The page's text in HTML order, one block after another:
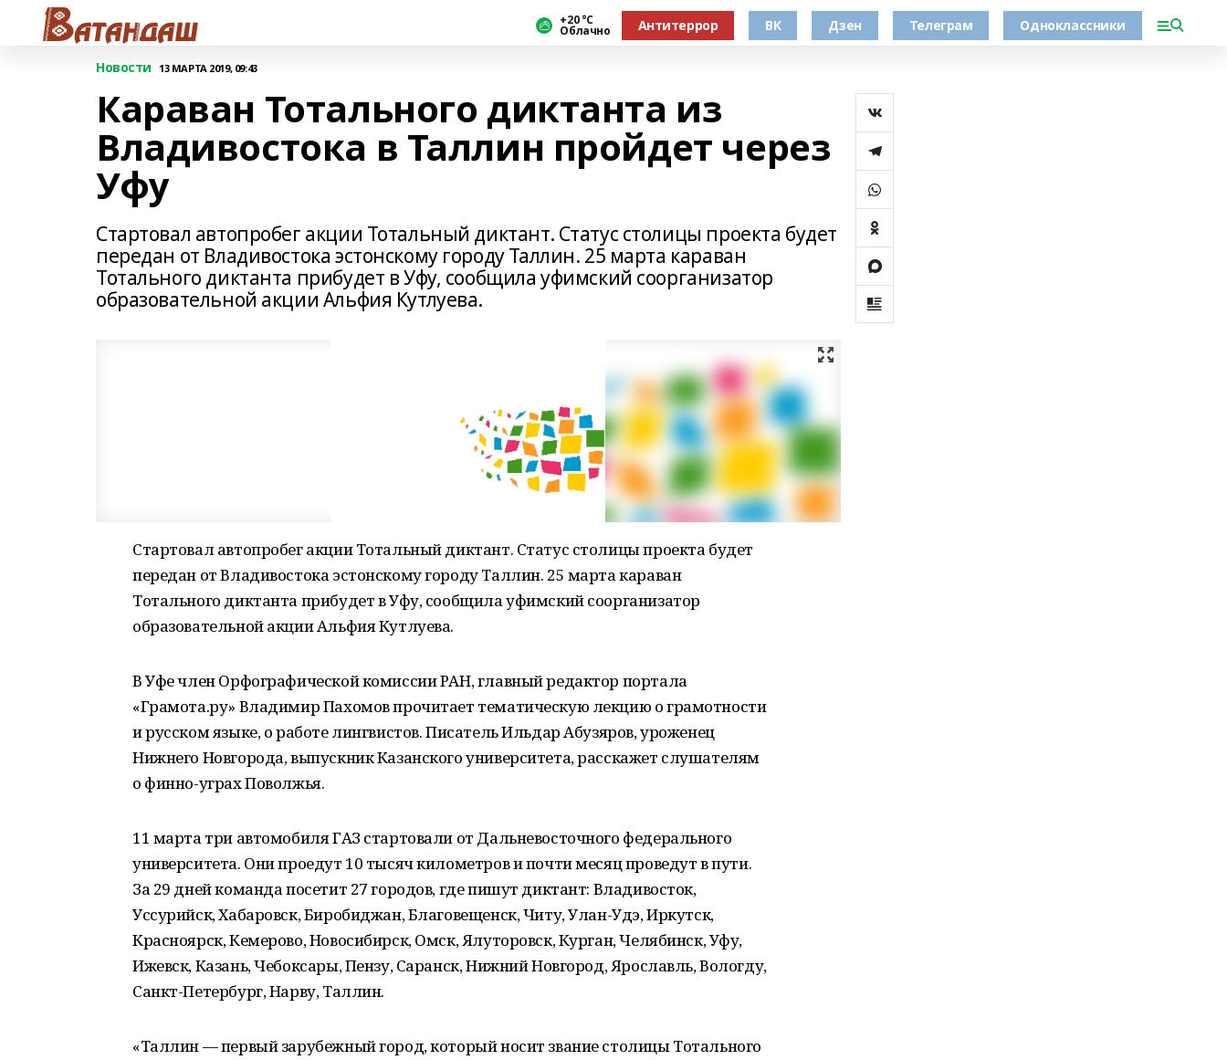
+20 °С
Облачно Антитеррор ВК Дзен Телеграм Одноклассники
Новости 13 МАРТА 2019, 09:43
Караван Тотального диктанта из
Владивостока в Таллин пройдет через
Уфу
Стартовал автопробег акции Тотальный диктант. Статус столицы проекта будет
передан от Владивостока эстонскому городу Таллин. 25 марта караван
Тотального диктанта прибудет в Уфу, сообщила уфимский соорганизатор
образовательной акции Альфия Кутлуева.
Стартовал автопробег акции Тотальный диктант. Статус столицы проекта будет
передан от Владивостока эстонскому городу Таллин. 25 марта караван
Тотального диктанта прибудет в Уфу, сообщила уфимский соорганизатор
образовательной акции Альфия Кутлуева.
В Уфе член Орфографической комиссии РАН, главный редактор портала
«Грамота.ру» Владимир Пахомов прочитает тематическую лекцию о грамотности
и русском языке, о работе лингвистов. Писатель Ильдар Абузяров, уроженец
Нижнего Новгорода, выпускник Казанского университета, расскажет слушателям
о финно-уграх Поволжья.
11 марта три автомобиля ГАЗ стартовали от Дальневосточного федерального
университета. Они проедут 10 тысяч километров и почти месяц проведут в пути.
За 29 дней команда посетит 27 городов, где пишут диктант: Владивосток,
Уссурийск, Хабаровск, Биробиджан, Благовещенск, Читу, Улан-Удэ, Иркутск,
Красноярск, Кемерово, Новосибирск, Омск, Ялуторовск, Курган, Челябинск, Уфу,
Ижевск, Казань, Чебоксары, Пензу, Саранск, Нижний Новгород, Ярославль, Вологду,
Санкт-Петербург, Нарву, Таллин.
«Таллин — первый зарубежный город, который носит звание столицы Тотального